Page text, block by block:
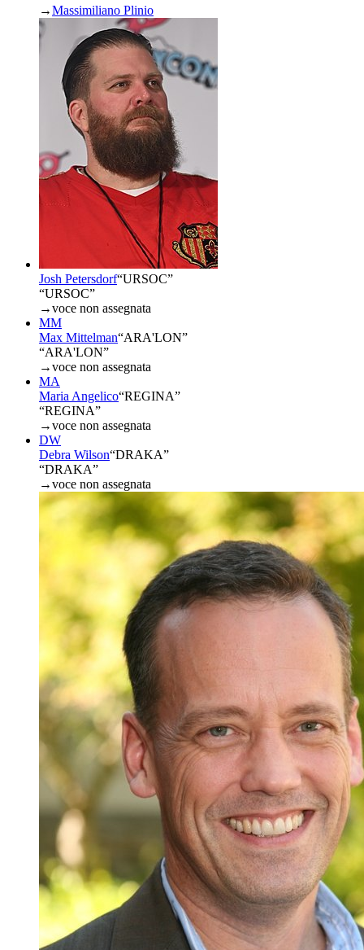
→Massimiliano Plinio
Josh Petersdorf“URSOC”
“URSOC”
→voce non assegnata
MM
Max Mittelman“ARA'LON”
“ARA'LON”
→voce non assegnata
MA
Maria Angelico“REGINA”
“REGINA”
→voce non assegnata
DW
Debra Wilson“DRAKA”
“DRAKA”
→voce non assegnata